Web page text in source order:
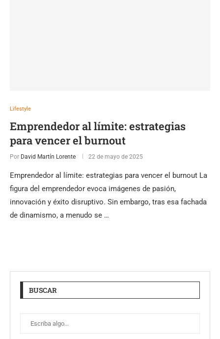
Lifestyle
Emprendedor al límite: estrategias
para vencer el burnout
Por David Martín Lorente 22 de mayo de 2025
Emprendedor al límite: estrategias para vencer el burnout La
figura del emprendedor evoca imágenes de pasión,
innovación y éxito disruptivo. Sin embargo, tras esa fachada
de dinamismo, a menudo se …
BUSCAR